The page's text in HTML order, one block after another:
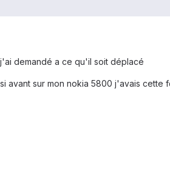
demandé a ce qu'il soit déplacé
avant sur mon nokia 5800 j'avais cette